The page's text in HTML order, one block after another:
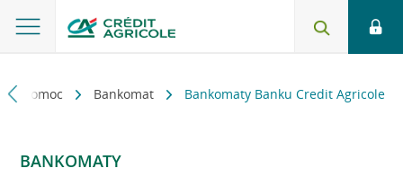
i pomoc Bankomat Bankomaty Banku Credit Agricole
BANKOMATY